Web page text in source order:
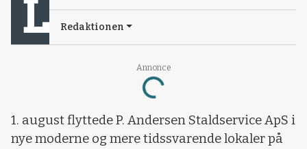
Annonce
Loading...
Redaktionen
1. august flyttede P. Andersen Staldservice ApS i
nye moderne og mere tidssvarende lokaler på